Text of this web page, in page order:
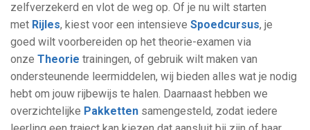
zelfverzekerd en vlot de weg op. Of je nu wilt starten
met Rijles, kiest voor een intensieve Spoedcursus, je
goed wilt voorbereiden op het theorie-examen via
onze Theorie trainingen, of gebruik wilt maken van
ondersteunende leermiddelen, wij bieden alles wat je nodig
hebt om jouw rijbewijs te halen. Daarnaast hebben we
overzichtelijke Pakketten samengesteld, zodat iedere